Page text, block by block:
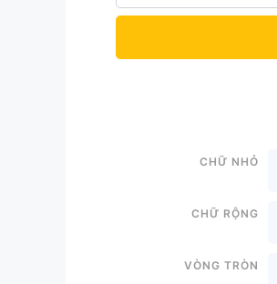
Chữ nhỏ
Chữ rộng
Vòng tròn